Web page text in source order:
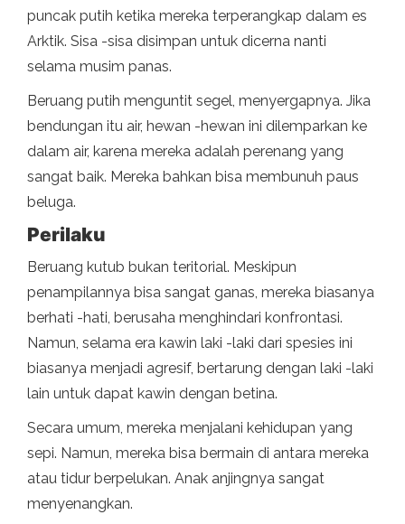
puncak putih ketika mereka terperangkap dalam es
Arktik. Sisa -sisa disimpan untuk dicerna nanti
selama musim panas.
Beruang putih menguntit segel, menyergapnya. Jika
bendungan itu air, hewan -hewan ini dilemparkan ke
dalam air, karena mereka adalah perenang yang
sangat baik. Mereka bahkan bisa membunuh paus
beluga.
Perilaku
Beruang kutub bukan teritorial. Meskipun
penampilannya bisa sangat ganas, mereka biasanya
berhati -hati, berusaha menghindari konfrontasi.
Namun, selama era kawin laki -laki dari spesies ini
biasanya menjadi agresif, bertarung dengan laki -laki
lain untuk dapat kawin dengan betina.
Secara umum, mereka menjalani kehidupan yang
sepi. Namun, mereka bisa bermain di antara mereka
atau tidur berpelukan. Anak anjingnya sangat
menyenangkan.